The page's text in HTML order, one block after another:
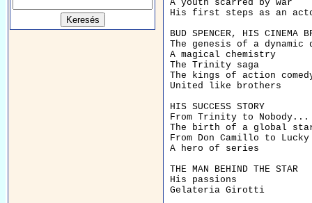
A youth scarred by
His first steps as an
BUD SPENCER, HIS
The genesis of a
A magical
The Trinity saga
The kings of action
United like
HIS SUCCESS
From Trinity to
The birth of a
From Don Camillo to
A hero of series
THE MAN BEHIND
His passions
Gelateria Girotti